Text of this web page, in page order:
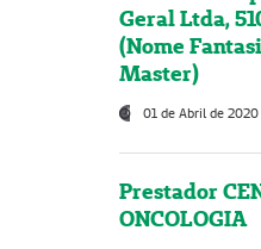
Geral Ltda,
(Nome
Master)
01 de Abril de 2020
Prestador
ONCOLOGIA